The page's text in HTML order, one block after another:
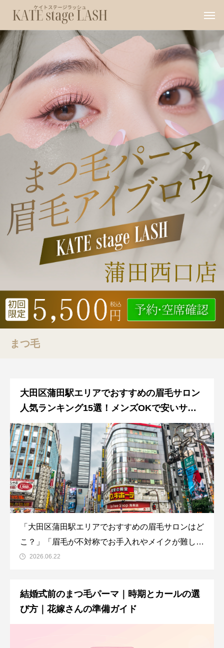
まつ毛
大田区蒲田駅エリアでおすすめの眉毛サロン
人気ランキング15選！メンズOKで安いサロ
ンをご紹介！
「大田区蒲田駅エリアでおすすめの眉毛サロンはど
こ？」「眉毛が不対称でお手入れやメイクが難しく
ストレスを感じている…」「平坦な眉毛をふんわり
抱いているすべての方に、大田区蒲田駅エリアでお
2026.06.22
結婚式前のまつ毛パーマ｜時期とカールの選
び方｜花嫁さんの準備ガイド